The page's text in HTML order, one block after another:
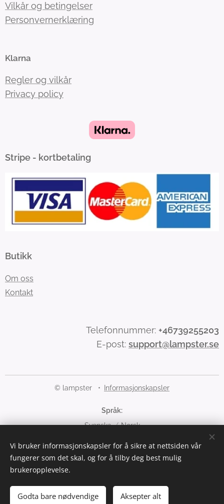
Legg til i handlekurven
Vilkår og betingelser
Personvernerklæring
Klarna
Regler og vilkår
Privacy policy
Stripe - kortbetaling
Butikk
Om oss
Kontakt
Telefonnummer: +46739255203
E-post: support@lampster.se
© lampster Informasjonskapsler
Språk
Svenska
Norsk
Valuta
SEK kr
NOK kr
Vi bruker informasjonskapsler for å sikre at nettsiden vår
fungerer som det skal, og for å tilby deg best mulig
brukeropplevelse.
Godta bare nødvendige Aksepter alt